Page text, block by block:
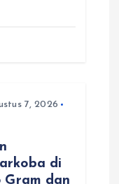
7, 2026
di
Gram dan